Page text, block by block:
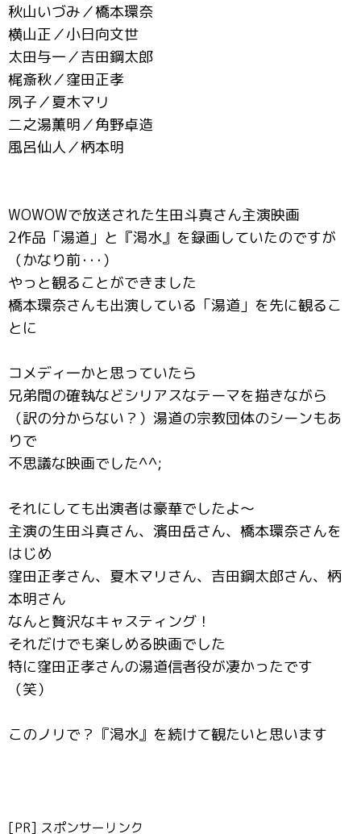
秋山いづみ／橋本環奈
横山正／小日向文世
太田与一／吉田鋼太郎
梶斎秋／窪田正孝
夙子／夏木マリ
二之湯薫明／角野卓造
風呂仙人／柄本明
WOWOWで放送された生田斗真さん主演映画
2作品「湯道」と『渇水』を録画していたのですが
（かなり前･･･）
やっと観ることができました
橋本環奈さんも出演している「湯道」を先に観るこ
とに
コメディ一かと思っていたら
兄弟間の確執などシリアスなテーマを描きながら
（訳の分からない？）湯道の宗教団体のシーンもあ
りで
不思議な映画でした^^;
それにしても出演者は豪華でしたよ～
主演の生田斗真さん、濱田岳さん、橋本環奈さんを
はじめ
窪田正孝さん、夏木マリさん、吉田鋼太郎さん、柄
本明さん
なんと贅沢なキャスティング！
それだけでも楽しめる映画でした
特に窪田正孝さんの湯道信者役が凄かったです
（笑）
このノリで？『渇水』を続けて観たいと思います
[PR] スポンサーリンク